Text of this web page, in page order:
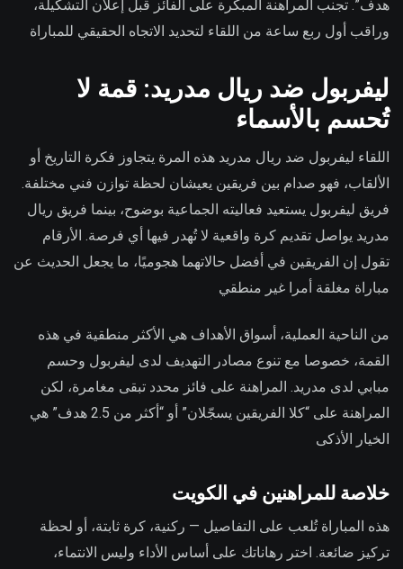
هدف”. تجنب المراهنة المبكرة على الفائز قبل إعلان التشكيلة،
وراقب أول ربع ساعة من اللقاء لتحديد الاتجاه الحقيقي للمباراة
ليفربول ضد ريال مدريد: قمة لا
تُحسم بالأسماء
اللقاء ليفربول ضد ريال مدريد هذه المرة يتجاوز فكرة التاريخ أو
الألقاب، فهو صدام بين فريقين يعيشان لحظة توازن فني مختلفة.
فريق ليفربول يستعيد فعاليته الجماعية بوضوح، بينما فريق ريال
مدريد يواصل تقديم كرة واقعية لا تُهدر فيها أي فرصة. الأرقام
تقول إن الفريقين في أفضل حالاتهما هجوميًا، ما يجعل الحديث عن
مباراة مغلقة أمرا غير منطقي
من الناحية العملية، أسواق الأهداف هي الأكثر منطقية في هذه
القمة، خصوصا مع تنوع مصادر التهديف لدى ليفربول وحسم
مبابي لدى مدريد. المراهنة على فائز محدد تبقى مغامرة، لكن
المراهنة على “كلا الفريقين يسجّلان” أو “أكثر من 2.5 هدف” هي
الخيار الأذكى
خلاصة للمراهنين في الكويت
هذه المباراة تُلعب على التفاصيل — ركنية، كرة ثابتة، أو لحظة
تركيز ضائعة. اختر رهاناتك على أساس الأداء وليس الانتماء،